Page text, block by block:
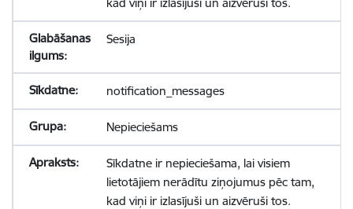
Sesija
notification_messages
Nepieciešams
Sīkdatne ir nepieciešama, lai visiem
lietotājiem nerādītu ziņojumus pēc tam,
kad viņi ir izlasījuši un aizvēruši tos.